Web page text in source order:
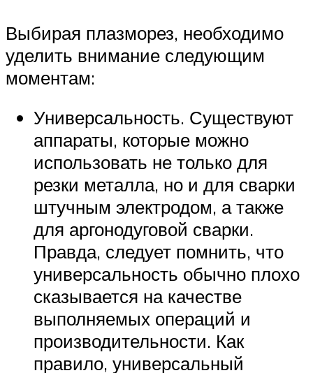
Выбирая плазморез, необходимо
уделить внимание следующим
моментам:
Универсальность. Существуют
аппараты, которые можно
использовать не только для
резки металла, но и для сварки
штучным электродом, а также
для аргонодуговой сварки.
Правда, следует помнить, что
универсальность обычно плохо
сказывается на качестве
выполняемых операций и
производительности. Как
правило, универсальный